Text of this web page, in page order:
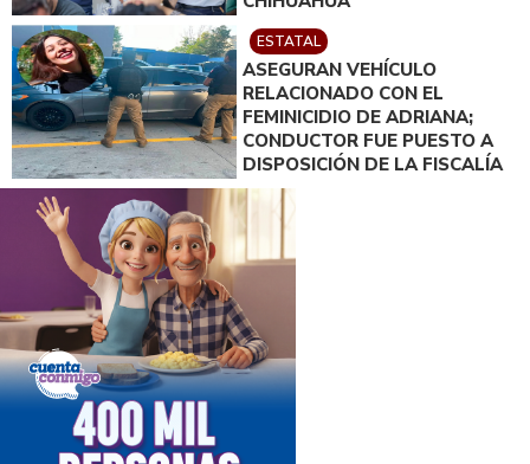
ESTATAL
ASEGURAN VEHÍCULO
RELACIONADO CON EL
FEMINICIDIO DE ADRIANA;
CONDUCTOR FUE PUESTO A
DISPOSICIÓN DE LA FISCALÍA